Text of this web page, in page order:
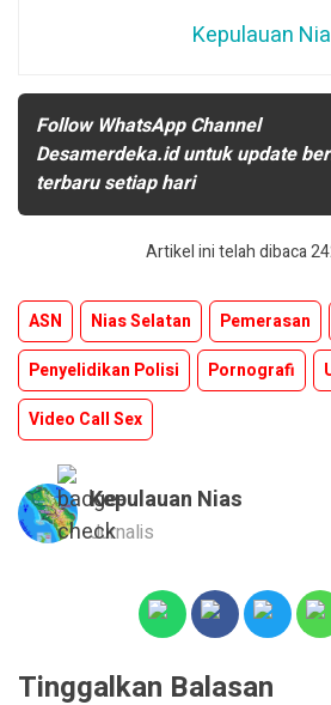
Kepulauan
Follow WhatsApp Channel
Desamerdeka.id untuk update
terbaru setiap hari
Artikel ini telah dibaca
ASN Nias Selatan Pemerasan
Penyelidikan Polisi
Pornografi
Video Call Sex
Kepulauan Nias
Jurnalis
Tinggalkan Balasan